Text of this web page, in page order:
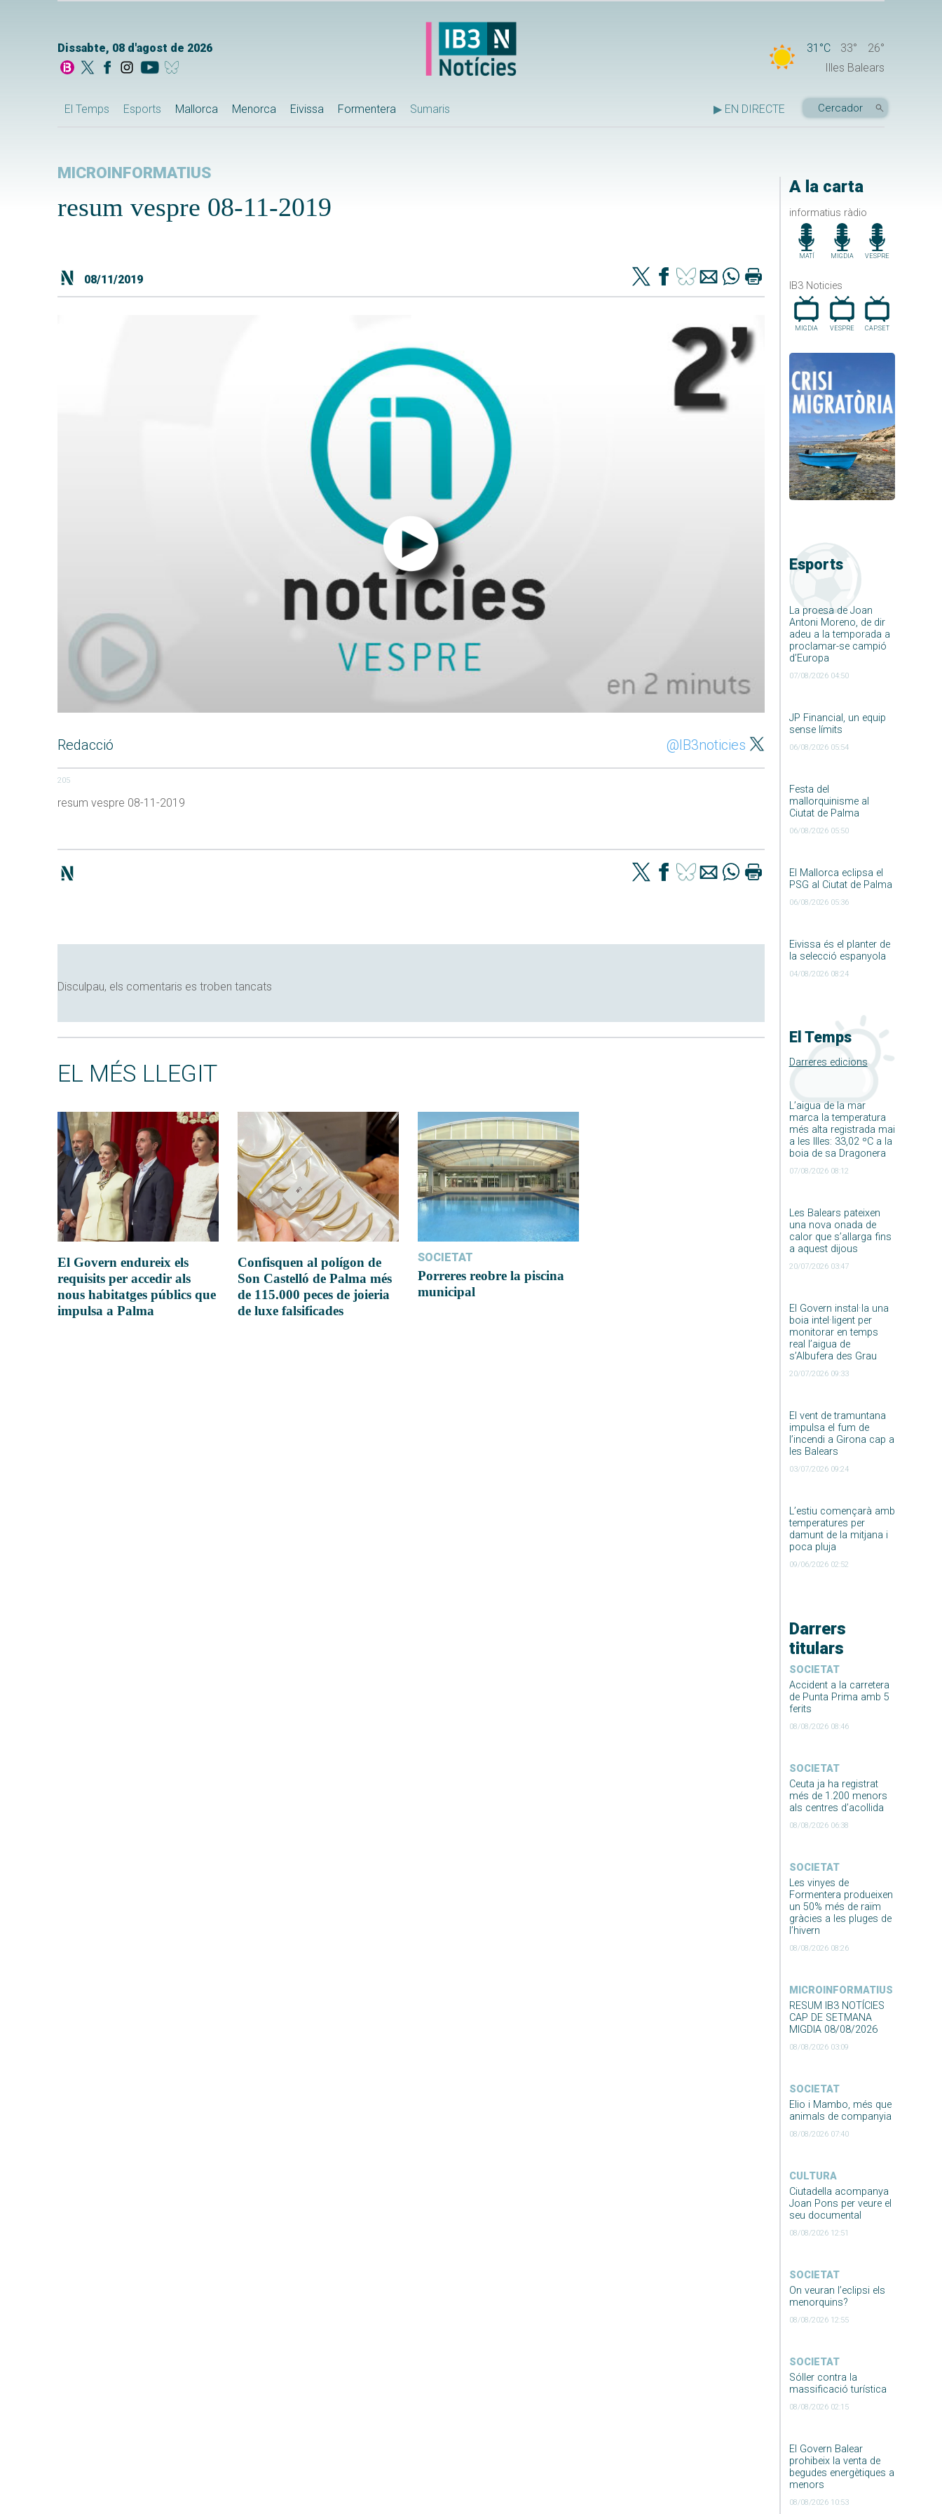
Dissabte, 08 d'agost de 2026 31°C 33°
26°
Illes Balears
El Temps Esports Mallorca Menorca Eivissa Formentera Sumaris ▶ EN DIRECTE
A la carta
informatius ràdio
MATÍ MIGDIA VESPRE
IB3 Noticies
MIGDIA VESPRE CAP.SET
Esports
La proesa de Joan
Antoni Moreno, de dir
adeu a la temporada a
proclamar-se campió
d’Europa
07/08/2026 04:50
JP Financial, un equip
sense límits
06/08/2026 05:54
Festa del
mallorquinisme al
Ciutat de Palma
06/08/2026 05:50
El Mallorca eclipsa el
PSG al Ciutat de Palma
06/08/2026 05:36
Eivissa és el planter de
la selecció espanyola
04/08/2026 08:24
El Temps
Darreres edicions
L’aigua de la mar
marca la temperatura
més alta registrada mai
a les Illes: 33,02 ºC a la
boia de sa Dragonera
07/08/2026 08:12
Les Balears pateixen
una nova onada de
calor que s’allarga fins
a aquest dijous
20/07/2026 03:47
El Govern instal·la una
boia intel·ligent per
monitorar en temps
real l’aigua de
s’Albufera des Grau
20/07/2026 09:33
El vent de tramuntana
impulsa el fum de
l’incendi a Girona cap a
les Balears
03/07/2026 09:24
L’estiu començarà amb
temperatures per
damunt de la mitjana i
poca pluja
09/06/2026 02:52
Darrers
titulars
SOCIETAT
Accident a la carretera
de Punta Prima amb 5
ferits
08/08/2026 08:46
SOCIETAT
Ceuta ja ha registrat
més de 1.200 menors
als centres d’acollida
08/08/2026 06:38
SOCIETAT
Les vinyes de
Formentera produeixen
un 50% més de raïm
gràcies a les pluges de
l’hivern
08/08/2026 08:26
MICROINFORMATIUS
RESUM IB3 NOTÍCIES
CAP DE SETMANA
MIGDIA 08/08/2026
08/08/2026 03:09
SOCIETAT
Elio i Mambo, més que
animals de companyia
08/08/2026 07:40
CULTURA
Ciutadella acompanya
Joan Pons per veure el
seu documental
08/08/2026 12:51
SOCIETAT
On veuran l’eclipsi els
menorquins?
08/08/2026 12:55
SOCIETAT
Sóller contra la
massificació turística
08/08/2026 02:15
El Govern Balear
prohibeix la venta de
begudes energètiques a
menors
08/08/2026 10:53
MICROINFORMATIUS
resum vespre 08-11-2019
08/11/2019
Redacció @IB3noticies
205
resum vespre 08-11-2019
Disculpau, els comentaris es troben tancats
EL MÉS LLEGIT
El Govern endureix els
requisits per accedir als
nous habitatges públics que
impulsa a Palma
Confisquen al polígon de
Son Castelló de Palma més
de 115.000 peces de joieria
de luxe falsificades
SOCIETAT
Porreres reobre la piscina
municipal